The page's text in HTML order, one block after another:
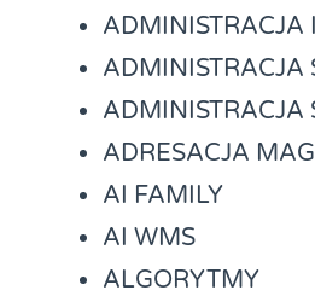
ADMINISTRACJA
ADMINISTRACJA
ADMINISTRACJA
ADRESACJA
AI FAMILY
AI WMS
ALGORYTMY